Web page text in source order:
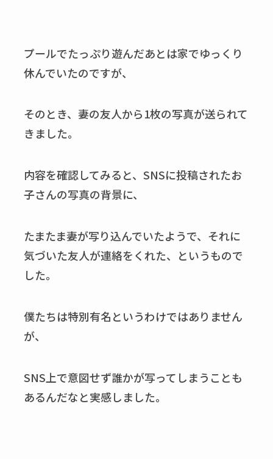
プールでたっぷり遊んだあとは家でゆっくり
休んでいたのですが、
そのとき、妻の友人から1枚の写真が送られて
きました。
内容を確認してみると、 SNSに投稿されたお
子さんの写真の背景に、
たまたま妻が写り込んでいたようで、それに
気づいた友人が連絡をくれた、というもので
した。
僕たちは特別有名というわけではありません
が、
SNS 上で意図せず誰かが写ってしまうことも
あるんだなと実感しました。